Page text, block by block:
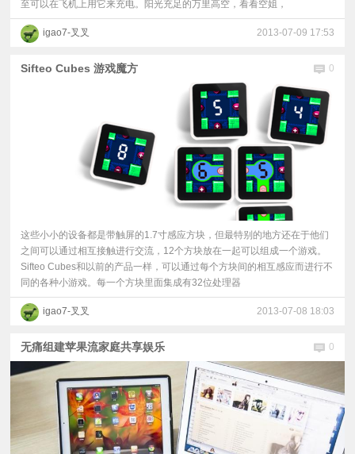
至可以在飞机上用它来充电。阳光充足的万里高空，看看空姐，
igao7-叉叉 2013-07-09 17:53
Sifteo Cubes 游戏魔方 0
这些小小的设备都是带触屏的1.7寸感应方块，但最特别的地方还在于他们
之间可以通过相互接触进行交流，12个方块放在一起可以组成一个游戏。
Sifteo Cubes和以前的产品一样，可以通过每个方块间的相互感应而进行不
同的各种小游戏。每一个方块里面集成有32位处理器
igao7-叉叉 2013-07-08 18:03
无痛组建苹果流家庭共享娱乐 0